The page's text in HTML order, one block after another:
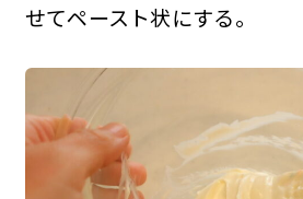
せてペースト状にする。